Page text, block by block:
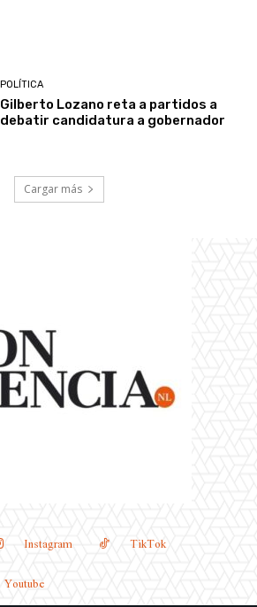
POLÍTICA
Gilberto Lozano reta a partidos a
debatir candidatura a gobernador
Cargar más
Instagram
TikTok
Youtube